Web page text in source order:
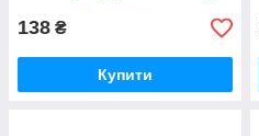
138 ₴
Купити